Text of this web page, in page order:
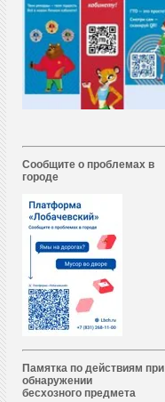
Сообщите о проблемах в
городе
Памятка по действиям при
обнаружении
бесхозного предмета